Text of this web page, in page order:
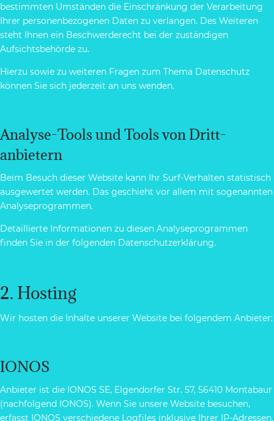
bestimmten Umständen die Einschränkung der Verarbeitung
Ihrer personenbezogenen Daten zu verlangen. Des Weiteren
steht Ihnen ein Beschwerderecht bei der zuständigen
Aufsichtsbehörde zu.
Hierzu sowie zu weiteren Fragen zum Thema Datenschutz
können Sie sich jederzeit an uns wenden.
Analyse-Tools und Tools von Dritt­
anbietern
Beim Besuch dieser Website kann Ihr Surf-Verhalten statistisch
ausgewertet werden. Das geschieht vor allem mit sogenannten
Analyseprogrammen.
Detaillierte Informationen zu diesen Analyseprogrammen
finden Sie in der folgenden Datenschutzerklärung.
2. Hosting
Wir hosten die Inhalte unserer Website bei folgendem Anbieter:
IONOS
Anbieter ist die IONOS SE, Elgendorfer Str. 57, 56410 Montabaur
(nachfolgend IONOS). Wenn Sie unsere Website besuchen,
erfasst IONOS verschiedene Logfiles inklusive Ihrer IP-Adressen.